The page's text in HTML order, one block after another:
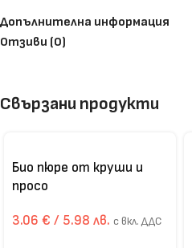
Допълнителна информация
Отзиви (0)
Свързани продукти
Био пюре от круши и
просо
3.06 € / 5.98 лв. с вкл. ДДС